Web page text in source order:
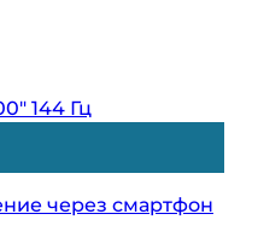
через смартфон